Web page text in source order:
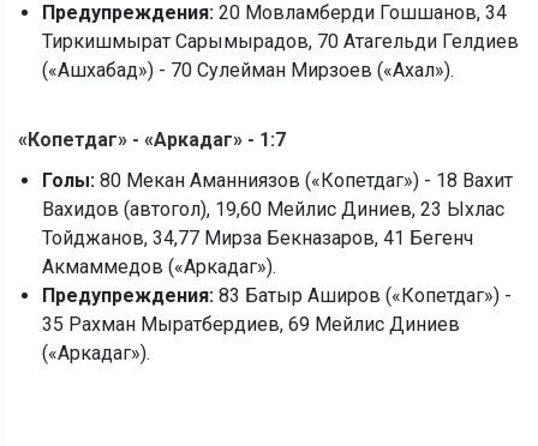
Предупреждения: 20 Мовламберди Гошшанов, 34
Тиркишмырат Сарымырадов, 70 Атагельди Гелдиев
(«Ашхабад») - 70 Сулейман Мирзоев («Ахал»).
« Копетдаг» - «Аркадаг» - 1:7
Голы: 80 Мекан Аманниязов («Копетдаг») - 18 Вахит
Вахидов (автогол), 19,60 Мейлис Диниев, 23 Ыхлас
Тойджанов, 34,77 Мирза Бекназаров, 41 Бегенч
Акмаммедов («Аркадаг»).
Предупреждения: 83 Батыр Аширов («Копетдаг») -
35 Рахман Мыратбердиев, 69 Мейлис Диниев
(«Аркадаг»).